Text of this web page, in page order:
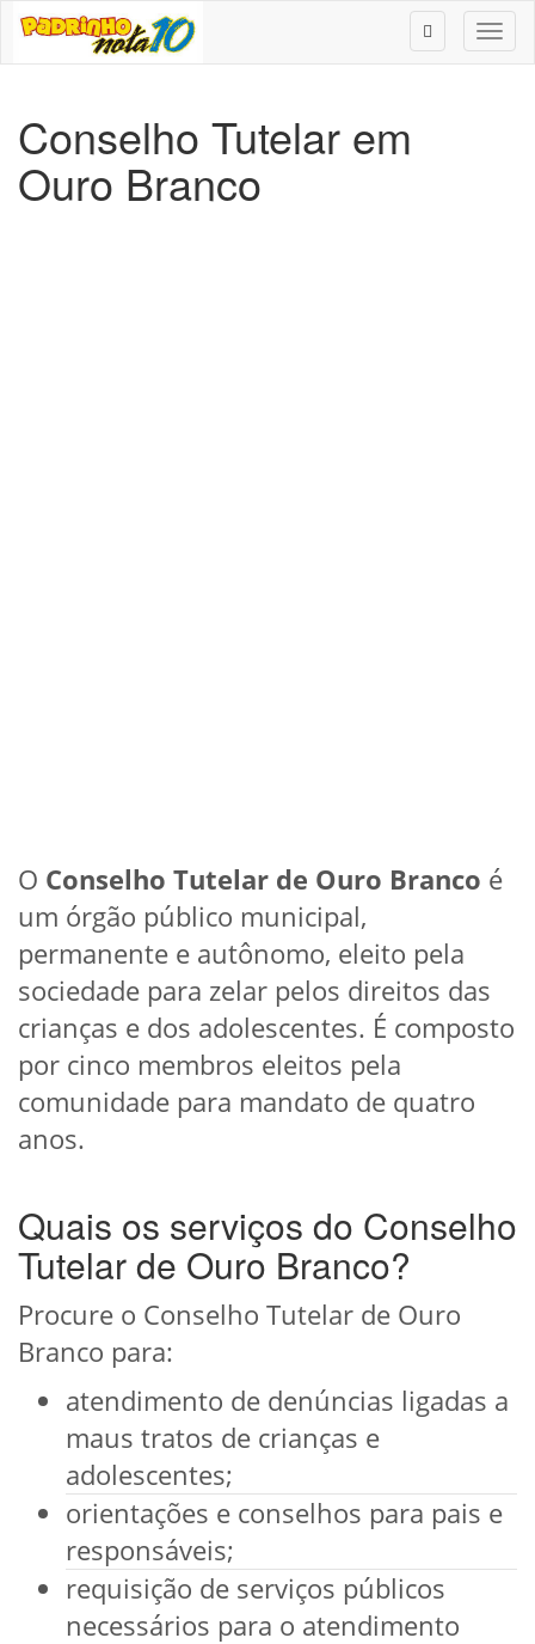
Conselho Tutelar em
Ouro Branco
O Conselho Tutelar de Ouro Branco é
um órgão público municipal,
permanente e autônomo, eleito pela
sociedade para zelar pelos direitos das
crianças e dos adolescentes. É composto
por cinco membros eleitos pela
comunidade para mandato de quatro
anos.
Quais os serviços do Conselho
Tutelar de Ouro Branco?
Procure o Conselho Tutelar de Ouro
Branco para:
atendimento de denúncias ligadas a
maus tratos de crianças e
adolescentes;
orientações e conselhos para pais e
responsáveis;
requisição de serviços públicos
necessários para o atendimento